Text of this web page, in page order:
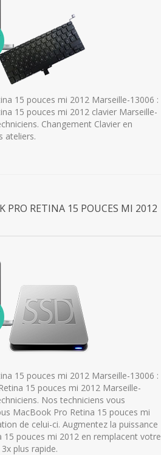
15 pouces mi 2012 Marseille-13006 :
15 pouces mi 2012 clavier Marseille-
Changement Clavier en
ateliers.
PRO RETINA 15 POUCES MI 2012
15 pouces mi 2012 Marseille-13006 :
15 pouces mi 2012 Marseille-
Nos techniciens vous
MacBook Pro Retina 15 pouces mi
de celui-ci. Augmentez la puissance
pouces mi 2012 en remplacent votre
plus rapide.